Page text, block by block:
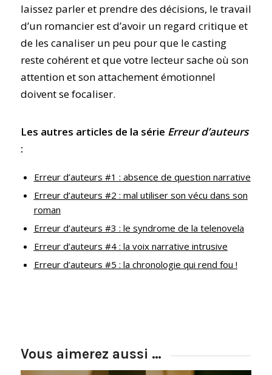
laissez parler et prendre des décisions, le travail
d’un romancier est d’avoir un regard critique et
de les canaliser un peu pour que le casting
reste cohérent et que votre lecteur sache où son
attention et son attachement émotionnel
doivent se focaliser.
Les autres articles de la série Erreur d’auteurs
:
Erreur d’auteurs #1 : absence de question narrative
Erreur d’auteurs #2 : mal utiliser son vécu dans son
roman
Erreur d’auteurs #3 : le syndrome de la telenovela
Erreur d’auteurs #4 : la voix narrative intrusive
Erreur d’auteurs #5 : la chronologie qui rend fou !
Vous aimerez aussi …